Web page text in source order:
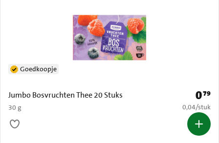
Jumbo Bosvruchten Thee 20 Stuks
30 g
Goedkoopje
Prijs:
079
€ 0,04 per
0,04/stuk